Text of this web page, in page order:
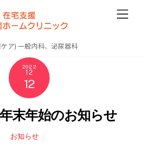
ア) 一般内科、泌尿器科
2022
12
12
末年始のお知らせ
お知らせ